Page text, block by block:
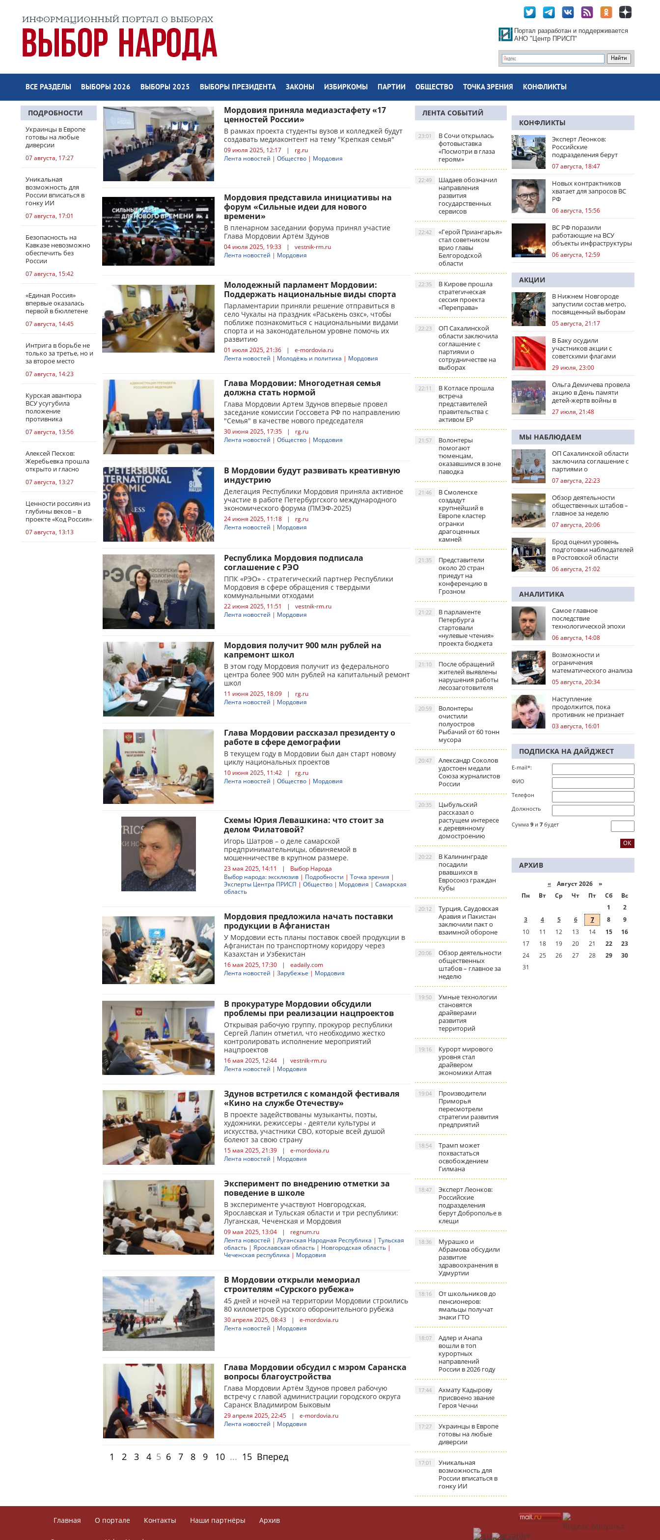
Портал разработан и поддерживается
АНО "Центр ПРИСП"
ВСЕ РАЗДЕЛЫ ВЫБОРЫ 2026 ВЫБОРЫ 2025 ВЫБОРЫ ПРЕЗИДЕНТА ЗАКОНЫ ИЗБИРКОМЫ ПАРТИИ ОБЩЕСТВО ТОЧКА ЗРЕНИЯ КОНФЛИКТЫ
ПОДРОБНОСТИ
Украинцы в Европе
готовы на любые
диверсии
07 августа, 17:27
Уникальная
возможность для
России вписаться в
гонку ИИ
07 августа, 17:01
Безопасность на
Кавказе невозможно
обеспечить без
России
07 августа, 15:42
«Единая Россия»
впервые оказалась
первой в бюллетене
07 августа, 14:45
Интрига в борьбе не
только за третье, но и
за второе место
07 августа, 14:23
Курская авантюра
ВСУ усугубила
положение
противника
07 августа, 13:56
Алексей Песков:
Жеребьевка прошла
открыто и гласно
07 августа, 13:27
Ценности россиян из
глубины веков – в
проекте «Код Россия»
07 августа, 13:13
Мордовия приняла медиаэстафету «17
ценностей России»
В рамках проекта студенты вузов и колледжей будут
создавать медиаконтент на тему "Крепкая семья"
09 июля 2025, 12:17 |
rg.ru
Лента новостей | Общество | Мордовия
Мордовия представила инициативы на
форум «Сильные идеи для нового
времени»
В пленарном заседании форума принял участие
Глава Мордовии Артём Здунов
04 июля 2025, 19:33 |
vestnik-rm.ru
Лента новостей | Мордовия
Молодежный парламент Мордовии:
Поддержать национальные виды спорта
Парламентарии приняли решение отправиться в
село Чукалы на праздник «Раськень озкс», чтобы
поближе познакомиться с национальными видами
спорта и на законодательном уровне помочь их
развитию
01 июля 2025, 21:36 |
e-mordovia.ru
Лента новостей | Молодёжь и политика | Мордовия
Глава Мордовии: Многодетная семья
должна стать нормой
Глава Мордовии Артем Здунов впервые провел
заседание комиссии Госсовета РФ по направлению
"Семья" в качестве нового председателя
30 июня 2025, 17:35 |
rg.ru
Лента новостей | Общество | Мордовия
В Мордовии будут развивать креативную
индустрию
Делегация Республики Мордовия приняла активное
участие в работе Петербургского международного
экономического форума (ПМЭФ-2025)
24 июня 2025, 11:18 |
rg.ru
Лента новостей | Мордовия
Республика Мордовия подписала
соглашение с РЭО
ППК «РЭО» - стратегический партнер Республики
Мордовия в сфере обращения с твердыми
коммунальными отходами
22 июня 2025, 11:51 |
vestnik-rm.ru
Лента новостей | Мордовия
Мордовия получит 900 млн рублей на
капремонт школ
В этом году Мордовия получит из федерального
центра более 900 млн рублей на капитальный ремонт
школ
11 июня 2025, 18:09 |
rg.ru
Лента новостей | Мордовия
Глава Мордовии рассказал президенту о
работе в сфере демографии
В текущем году в Мордовии был дан старт новому
циклу национальных проектов
10 июня 2025, 11:42 |
rg.ru
Лента новостей | Общество | Мордовия
Схемы Юрия Левашкина: что стоит за
делом Филатовой?
Игорь Шатров – о деле самарской
предпринимательницы, обвиняемой в
мошенничестве в крупном размере.
23 мая 2025, 14:11 |
Выбор Народа
Выбор народа: эксклюзив | Подробности | Точка зрения |
Эксперты Центра ПРИСП | Общество | Мордовия | Самарская
область
Мордовия предложила начать поставки
продукции в Афганистан
У Мордовии есть планы поставок своей продукции в
Афганистан по транспортному коридору через
Казахстан и Узбекистан
16 мая 2025, 17:30 |
eadaily.com
Лента новостей | Зарубежье | Мордовия
В прокуратуре Мордовии обсудили
проблемы при реализации нацпроектов
Открывая рабочую группу, прокурор республики
Сергей Лапин отметил, что необходимо жестко
контролировать исполнение мероприятий
нацпроектов
16 мая 2025, 12:44 |
vestnik-rm.ru
Лента новостей | Мордовия
Здунов встретился с командой фестиваля
«Кино на службе Отечеству»
В проекте задействованы музыканты, поэты,
художники, режиссеры - деятели культуры и
искусства, участники СВО, которые всей душой
болеют за свою страну
15 мая 2025, 21:39 |
e-mordovia.ru
Лента новостей | Мордовия
Эксперимент по внедрению отметки за
поведение в школе
В эксперименте участвуют Новгородская,
Ярославская и Тульская области и три республики:
Луганская, Чеченская и Мордовия
09 мая 2025, 13:04 |
regnum.ru
Лента новостей | Луганская Народная Республика | Тульская
область | Ярославская область | Новгородская область |
Чеченская республика | Мордовия
В Мордовии открыли мемориал
строителям «Сурского рубежа»
45 дней и ночей на территории Мордовии строились
80 километров Сурского оборонительного рубежа
30 апреля 2025, 08:43 |
e-mordovia.ru
Лента новостей | Мордовия
Глава Мордовии обсудил с мэром Саранска
вопросы благоустройства
Глава Мордовии Артём Здунов провел рабочую
встречу с главой администрации городского округа
Саранск Владимиром Быковым
29 апреля 2025, 22:45 |
e-mordovia.ru
Лента новостей | Мордовия
1 2 3 4 5 6 7 8 9 10 ... 15 Вперед
ЛЕНТА СОБЫТИЙ
В Сочи открылась
фотовыставка
«Посмотри в глаза
героям»
23:01
Шадаев обозначил
направления
развития
государственных
сервисов
22:49
«Герой Приангарья»
стал советником
врио главы
Белгородской
области
22:42
В Кирове прошла
стратегическая
сессия проекта
«Переправа»
22:35
ОП Сахалинской
области заключила
соглашение с
партиями о
сотрудничестве на
выборах
22:23
В Котласе прошла
встреча
представителей
правительства с
активом ЕР
22:11
Волонтеры
помогают
тюменцам,
оказавшимся в зоне
паводка
21:57
В Смоленске
создадут
крупнейший в
Европе кластер
огранки
драгоценных
камней
21:46
Представители
около 20 стран
приедут на
конференцию в
Грозном
21:35
В парламенте
Петербурга
стартовали
«нулевые чтения»
проекта бюджета
21:22
После обращений
жителей выявлены
нарушения работы
лесозаготовителя
21:10
Волонтеры
очистили
полуостров
Рыбачий от 60 тонн
мусора
20:59
Александр Соколов
удостоен медали
Союза журналистов
России
20:47
Цыбульский
рассказал о
растущем интересе
к деревянному
домостроению
20:35
В Калининграде
посадили
рвавшихся в
Евросоюз граждан
Кубы
20:22
Турция, Саудовская
Аравия и Пакистан
заключили пакт о
взаимной обороне
20:12
Обзор деятельности
общественных
штабов – главное за
неделю
20:06
Умные технологии
становятся
драйверами
развития
территорий
19:50
Курорт мирового
уровня стал
драйвером
экономики Алтая
19:16
Производители
Приморья
пересмотрели
стратегии развития
предприятий
19:04
Трамп может
похвастаться
освобождением
Гилмана
18:54
Эксперт Леонков:
Российские
подразделения
берут Доброполье в
клещи
18:47
Мурашко и
Абрамова обсудили
развитие
здравоохранения в
Удмуртии
18:36
От школьников до
пенсионеров:
ямальцы получат
знаки ГТО
18:16
Адлер и Анапа
вошли в топ
курортных
направлений
России в 2026 году
18:07
Ахмату Кадырову
присвоено звание
Героя Чечни
17:44
Украинцы в Европе
готовы на любые
диверсии
17:27
Уникальная
возможность для
России вписаться в
гонку ИИ
17:01
КОНФЛИКТЫ
Эксперт Леонков:
Российские
подразделения берут
Доброполье в клещи
07 августа, 18:47
Новых контрактников
хватает для запросов ВС
РФ
06 августа, 15:56
ВС РФ поразили
работающие на ВСУ
объекты инфраструктуры
и центры логистики
06 августа, 12:59
АКЦИИ
В Нижнем Новгороде
запустили состав метро,
посвященный выборам
05 августа, 21:17
В Баку осудили
участников акции с
советскими флагами
29 июля, 23:00
Ольга Демичева провела
акцию в День памяти
детей-жертв войны в
Донбассе
27 июля, 21:48
МЫ НАБЛЮДАЕМ
ОП Сахалинской области
заключила соглашение с
партиями о
сотрудничестве на
выборах
07 августа, 22:23
Обзор деятельности
общественных штабов –
главное за неделю
07 августа, 20:06
Брод оценил уровень
подготовки наблюдателей
в Ростовской области
06 августа, 21:02
АНАЛИТИКА
Самое главное
последствие
технологической эпохи
06 августа, 14:08
Возможности и
ограничения
математического анализа
избирательных кампаний
05 августа, 20:34
Наступление
продолжится, пока
противник не признает
стратегическое
поражение
03 августа, 16:01
ПОДПИСКА НА ДАЙДЖЕСТ
E-mail*:
ФИО
Телефон
Должность
Сумма 9 и 7 будет
АРХИВ
« Август 2026 »
Пн
Вт Ср Чт Пт Сб
Вс
1
2
3
4 5 6 7 8
9
10
11 12 13 14 15
16
17
18 19 20 21 22
23
24
25 26 27 28 29
30
31
Главная О портале Контакты Наши партнёры Архив